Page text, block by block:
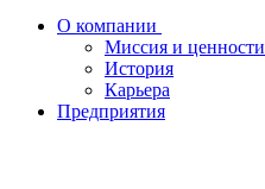
О компании
Миссия и ценности
История
Карьера
Предприятия